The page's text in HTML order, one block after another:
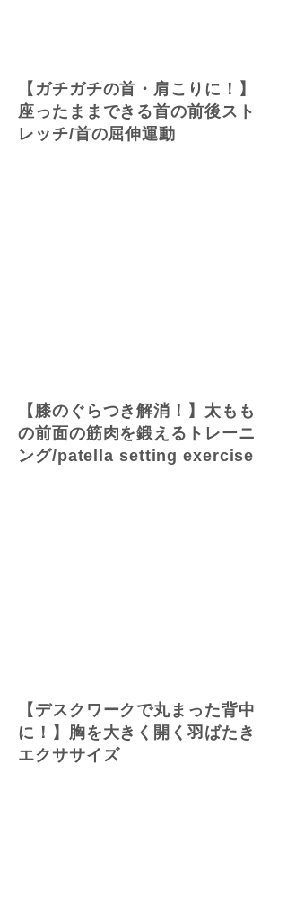
【ガチガチの首・肩こりに！】
座ったままできる首の前後スト
レッチ/首の屈伸運動
【膝のぐらつき解消！】太もも
の前面の筋肉を鍛えるトレーニ
ング/patella setting exercise
【デスクワークで丸まった背中
に！】胸を大きく開く羽ばたき
エクササイズ